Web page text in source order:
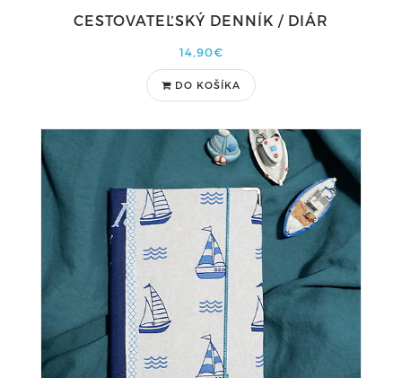
CESTOVATEĽSKÝ DENNÍK / DIÁR
14,90€
DO KOŠÍKA